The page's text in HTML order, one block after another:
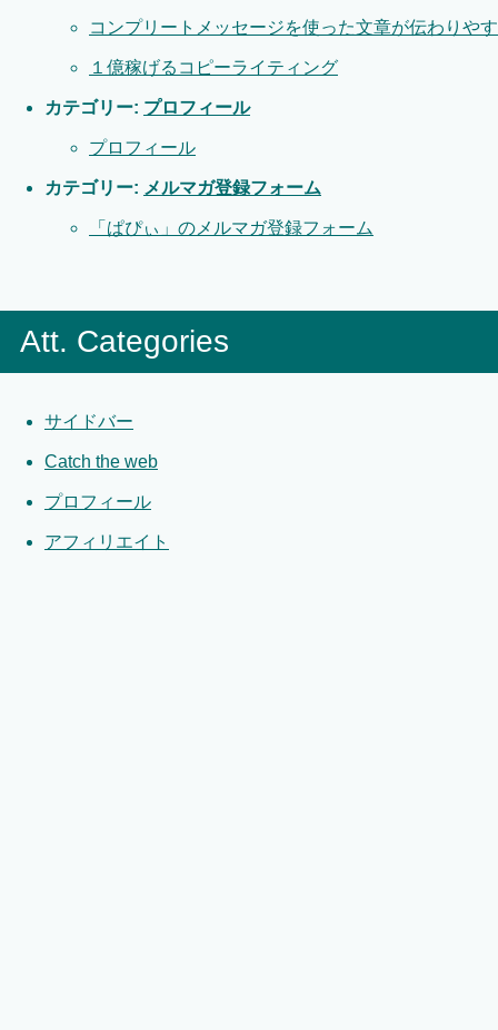
コンプリートメッセージを使った文章が伝わりや
１億稼げるコピーライティング
カテゴリー: プロフィール
プロフィール
カテゴリー: メルマガ登録フォーム
「ぱぴぃ」のメルマガ登録フォーム
Att. Categories
サイドバー
Catch the web
プロフィール
アフィリエイト